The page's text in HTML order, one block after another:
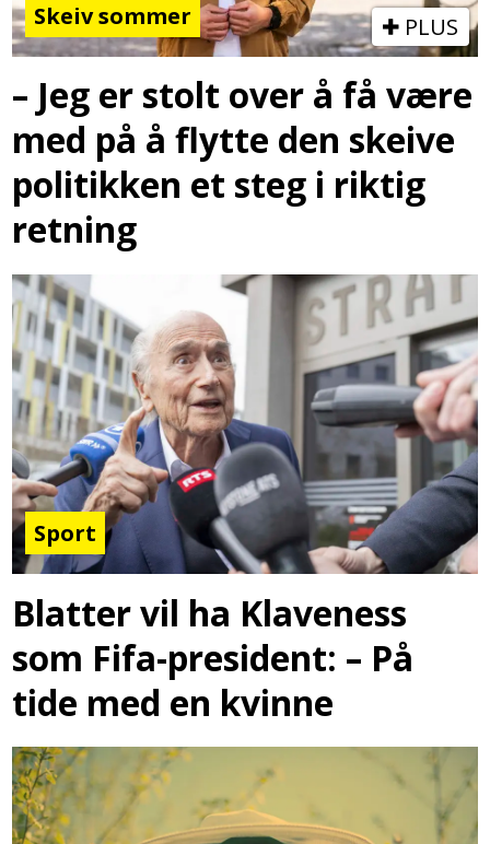
Skeiv sommer PLUS
– Jeg er stolt over å få være
med på å flytte den skeive
politikken et steg i riktig
retning
Sport
Blatter vil ha Klaveness
som Fifa-president: – På
tide med en kvinne